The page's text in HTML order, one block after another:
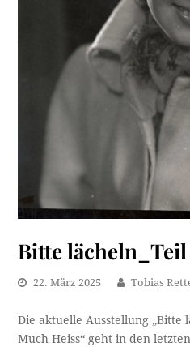
Bitte lächeln_Teil
22. März 2025 Tobias
Die aktuelle Ausstellung „Bitte
Much Heiss“ geht in den